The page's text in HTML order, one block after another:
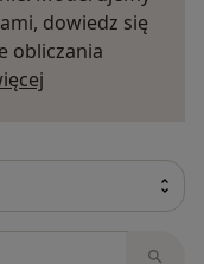
dowiedz się
obliczania